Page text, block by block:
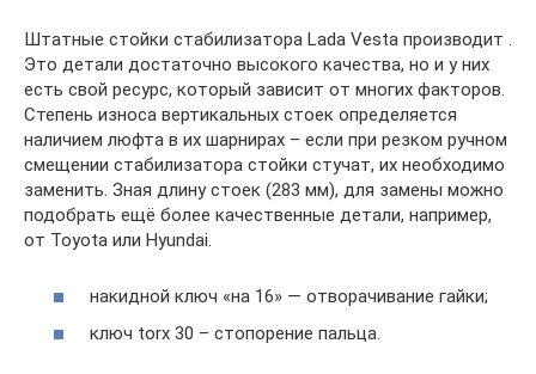
Штатные стойки стабилизатора Lada Vesta производит .
Это детали достаточно высокого качества, но и у них
есть свой ресурс, который зависит от многих факторов.
Степень износа вертикальных стоек определяется
наличием люфта в их шарнирах – если при резком ручном
смещении стабилизатора стойки стучат, их необходимо
заменить. Зная длину стоек (283 мм), для замены можно
подобрать ещё более качественные детали, например,
от Toyota или Hyundai.
накидной ключ «на 16» — отворачивание гайки;
ключ torx 30 – стопорение пальца.